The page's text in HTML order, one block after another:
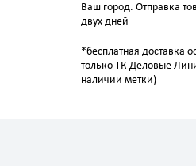
Ваш город. Отправка
двух дней
*бесплатная доставка
только ТК Деловые
наличии метки)